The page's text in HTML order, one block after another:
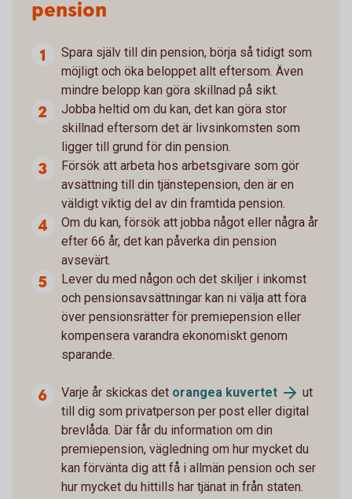
pension
Spara själv till din pension, börja så tidigt som
möjligt och öka beloppet allt eftersom. Även
mindre belopp kan göra skillnad på sikt.
Jobba heltid om du kan, det kan göra stor
skillnad eftersom det är livsinkomsten som
ligger till grund för din pension.
Försök att arbeta hos arbetsgivare som gör
avsättning till din tjänstepension, den är en
väldigt viktig del av din framtida pension.
Om du kan, försök att jobba något eller några år
efter 66 år, det kan påverka din pension
avsevärt.
Lever du med någon och det skiljer i inkomst
och pensionsavsättningar kan ni välja att föra
över pensionsrätter för premiepension eller
kompensera varandra ekonomiskt genom
sparande.
Varje år skickas det orangea kuvertet
ut
till dig som privatperson per post eller digital
brevlåda. Där får du information om din
premiepension, vägledning om hur mycket du
kan förvänta dig att få i allmän pension och ser
hur mycket du hittills har tjänat in från staten.